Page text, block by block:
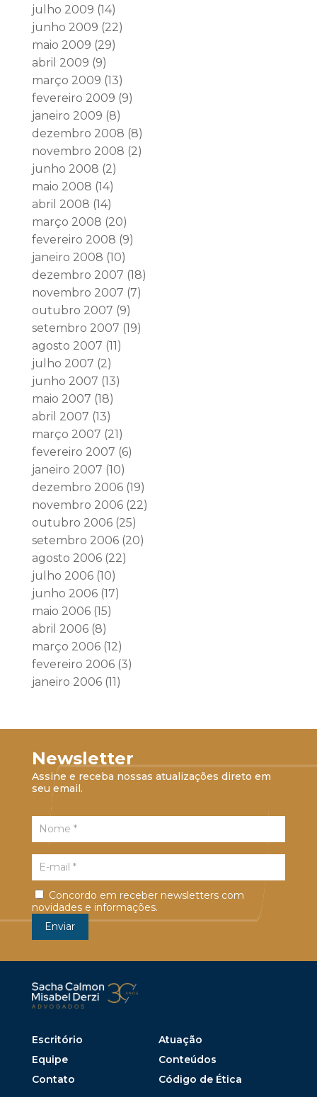
julho 2009 (14)
junho 2009 (22)
maio 2009 (29)
abril 2009 (9)
março 2009 (13)
fevereiro 2009 (9)
janeiro 2009 (8)
dezembro 2008 (8)
novembro 2008 (2)
junho 2008 (2)
maio 2008 (14)
abril 2008 (14)
março 2008 (20)
fevereiro 2008 (9)
janeiro 2008 (10)
dezembro 2007 (18)
novembro 2007 (7)
outubro 2007 (9)
setembro 2007 (19)
agosto 2007 (11)
julho 2007 (2)
junho 2007 (13)
maio 2007 (18)
abril 2007 (13)
março 2007 (21)
fevereiro 2007 (6)
janeiro 2007 (10)
dezembro 2006(19)
novembro 2006(22)
outubro 2006(25)
setembro 2006(20)
agosto 2006(22)
julho 2006(10)
junho 2006(17)
maio 2006(15)
abril 2006(8)
março 2006(12)
fevereiro 2006(3)
janeiro 2006(11)
Newsletter
Assine e receba nossas atualizações direto em
seu email.
Concordo em receber newsletters com
novidades e informações.
Escritório
Atuação
Equipe
Conteúdos
Contato
Código de Ética